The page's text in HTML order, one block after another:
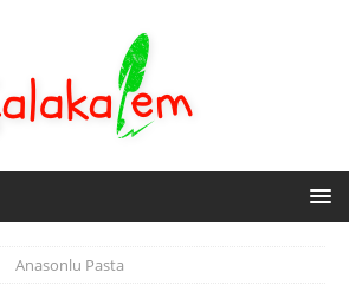
Anasonlu Pasta